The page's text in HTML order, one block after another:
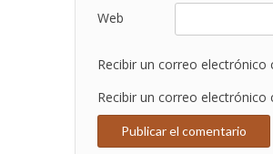
Web
Recibir un correo
Recibir un correo electrónico